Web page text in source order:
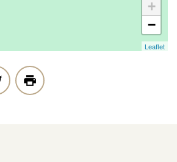
+
−
Leaflet